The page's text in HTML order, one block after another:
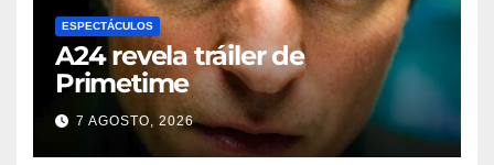
ESPECTÁCULOS
A24 revela tráiler de
Primetime
7 AGOSTO, 2026